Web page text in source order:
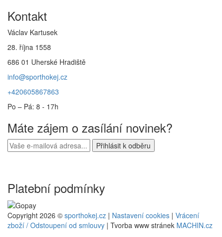
Kontakt
Václav Kartusek
28. října 1558
686 01 Uherské Hradiště
info@sporthokej.cz
+420605867863
Po – Pá: 8 - 17h
Máte zájem o zasílání novinek?
Platební podmínky
Copyright 2026 © sporthokej.cz | Nastavení cookies | Vrácení
zboží / Odstoupení od smlouvy | Tvorba www stránek MACHIN.cz